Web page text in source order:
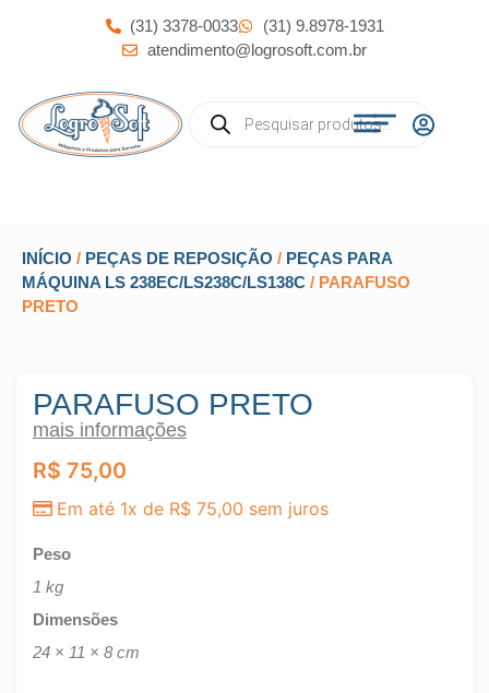
(31) 3378-0033
(31) 9.8978-1931
atendimento@logrosoft.com.br
INÍCIO / PEÇAS DE REPOSIÇÃO / PEÇAS PARA
MÁQUINA LS 238EC/LS238C/LS138C / PARAFUSO
PRETO
PARAFUSO PRETO
mais informações
R$ 75,00
Em até 1x de R$ 75,00 sem juros
Peso
1 kg
Dimensões
24 × 11 × 8 cm